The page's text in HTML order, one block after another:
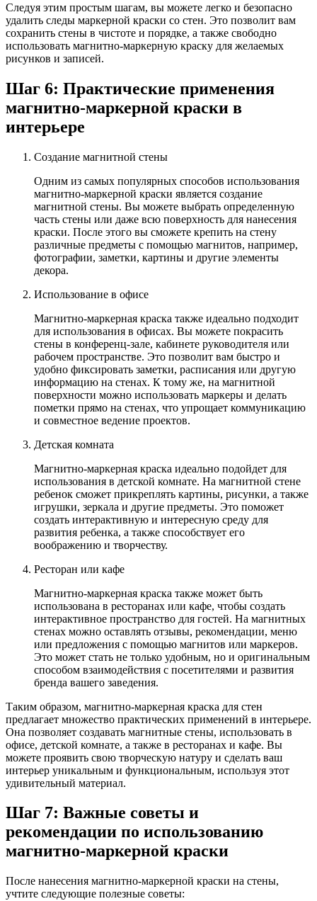
Следуя этим простым шагам, вы можете легко и безопасно
удалить следы маркерной краски со стен. Это позволит вам
сохранить стены в чистоте и порядке, а также свободно
использовать магнитно-маркерную краску для желаемых
рисунков и записей.
Шаг 6: Практические применения
магнитно-маркерной краски в
интерьере
Создание магнитной стены
Одним из самых популярных способов использования
магнитно-маркерной краски является создание
магнитной стены. Вы можете выбрать определенную
часть стены или даже всю поверхность для нанесения
краски. После этого вы сможете крепить на стену
различные предметы с помощью магнитов, например,
фотографии, заметки, картины и другие элементы
декора.
Использование в офисе
Магнитно-маркерная краска также идеально подходит
для использования в офисах. Вы можете покрасить
стены в конференц-зале, кабинете руководителя или
рабочем пространстве. Это позволит вам быстро и
удобно фиксировать заметки, расписания или другую
информацию на стенах. К тому же, на магнитной
поверхности можно использовать маркеры и делать
пометки прямо на стенах, что упрощает коммуникацию
и совместное ведение проектов.
Детская комната
Магнитно-маркерная краска идеально подойдет для
использования в детской комнате. На магнитной стене
ребенок сможет прикреплять картины, рисунки, а также
игрушки, зеркала и другие предметы. Это поможет
создать интерактивную и интересную среду для
развития ребенка, а также способствует его
воображению и творчеству.
Ресторан или кафе
Магнитно-маркерная краска также может быть
использована в ресторанах или кафе, чтобы создать
интерактивное пространство для гостей. На магнитных
стенах можно оставлять отзывы, рекомендации, меню
или предложения с помощью магнитов или маркеров.
Это может стать не только удобным, но и оригинальным
способом взаимодействия с посетителями и развития
бренда вашего заведения.
Таким образом, магнитно-маркерная краска для стен
предлагает множество практических применений в интерьере.
Она позволяет создавать магнитные стены, использовать в
офисе, детской комнате, а также в ресторанах и кафе. Вы
можете проявить свою творческую натуру и сделать ваш
интерьер уникальным и функциональным, используя этот
удивительный материал.
Шаг 7: Важные советы и
рекомендации по использованию
магнитно-маркерной краски
После нанесения магнитно-маркерной краски на стены,
учтите следующие полезные советы: